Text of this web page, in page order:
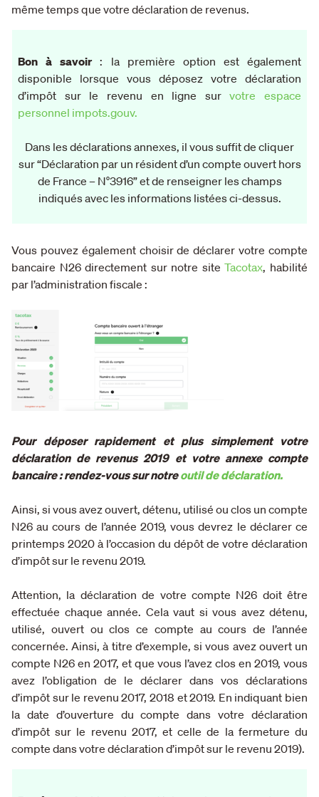
même temps que votre déclaration de revenus.
Bon à savoir: la première option est également
disponible lorsque vous déposez votre déclaration
d’impôt sur le revenu en ligne survotre espace
personnel impots.gouv.
Dans les déclarations annexes, il vous suffit de cliquer
sur “Déclaration par un résident d’un compte ouvert hors
de France – N°3916” et de renseigner les champs
indiqués avec les informations listées ci-dessus.
Vous pouvez également choisir de déclarer votre compte
bancaire N26 directement sur notre siteTacotax, habilité
par l’administration fiscale :
Pour déposer rapidement et plus simplement votre
déclaration de revenus 2019 et votre annexe compte
bancaire : rendez-vous sur notreoutil de déclaration.
Ainsi, si vous avez ouvert, détenu, utilisé ou clos un compte
N26 au cours de l’année 2019, vous devrez le déclarer ce
printemps 2020 à l’occasion du dépôt de votre déclaration
d’impôt sur le revenu 2019.
Attention, la déclaration de votre compte N26 doit être
effectuée chaque année. Cela vaut si vous avez détenu,
utilisé, ouvert ou clos ce compte au cours de l’année
concernée. Ainsi, à titre d’exemple, si vous avez ouvert un
compte N26 en 2017, et que vous l’avez clos en 2019, vous
avez l’obligation de le déclarer dans vos déclarations
d’impôt sur le revenu 2017, 2018 et 2019. En indiquant bien
la date d’ouverture du compte dans votre déclaration
d’impôt sur le revenu 2017, et celle de la fermeture du
compte dans votre déclaration d’impôt sur le revenu 2019).